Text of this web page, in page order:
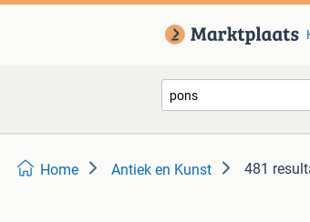
Home Antiek en Kunst 481